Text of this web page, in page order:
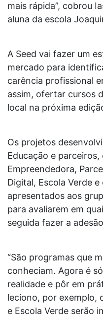
mais rápida”, cobrou
aluna da escola
A Seed vai fazer um
mercado para
carência profissional
assim, ofertar cursos
local na próxima
Os projetos
Educação e
Empreendedora,
Digital, Escola Verde
apresentados aos
para avaliarem em
seguida fazer a
“São programas que
conheciam. Agora é
realidade e pôr em
leciono, por exemplo,
e Escola Verde serão